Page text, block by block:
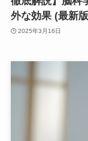
外な効果 (最新
2025年3月16日